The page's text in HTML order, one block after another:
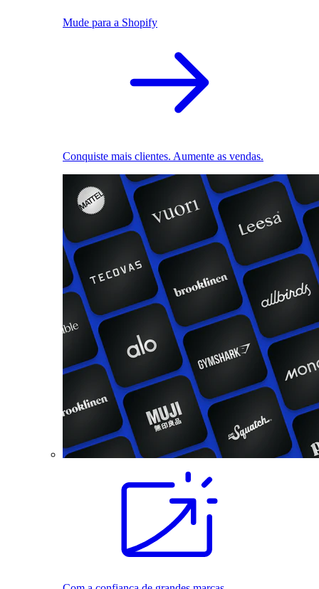
Mude para a Shopify
Conquiste mais clientes. Aumente as vendas.